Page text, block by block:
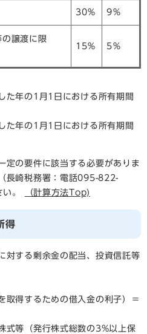
30％ 9％
の譲渡に限
15％ 5％
た年の1月1日における所有期間
た年の1月1日における所有期間
定の要件に該当する必要がありま
長崎税務署：電話095-822-
い。
（計算方法Top)
得
対する剰余金の配当、投資信託等
取得するための借入金の利子）＝
式等（発行株式総数の3%以上保